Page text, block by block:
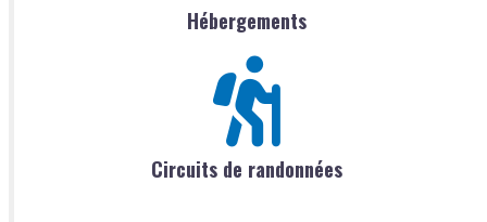
Hébergements
Circuits de randonnées